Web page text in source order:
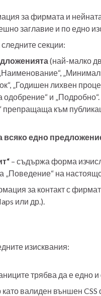
за фирмата и нейната
заглавие и по едно
секции:
(най-малко
„Годишен лихвен
одобрение“ и
препращаща към
всяко едно
– съдържа форма
„Поведение“ на
за контакт с
или др.).
изисквания:
трябва да е едно
валиден външен